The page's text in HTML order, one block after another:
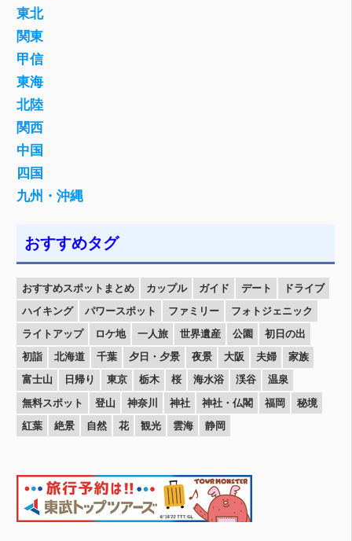
東北
関東
甲信
東海
北陸
関西
中国
四国
九州・沖縄
おすすめタグ
おすすめスポットまとめ カップル ガイド デート
ドライブ
ハイキング
パワースポット ファミリー
フォトジェニック
ライトアップ
ロケ地 一人旅 世界遺産 公園
初日の出
初詣
北海道 千葉 夕日・夕景 夜景 大阪 夫婦
家族
富士山
日帰り 東京 栃木 桜 海水浴 渓谷
温泉
無料スポット
登山 神奈川 神社 神社・仏閣 福岡
秘境
紅葉
絶景 自然 花 観光 雲海 静岡